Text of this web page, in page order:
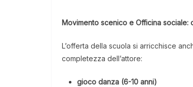
Movimento scenico e Officina sociale:
L’offerta della scuola si arricchisce
completezza dell’attore:
gioco danza (6-10 anni)